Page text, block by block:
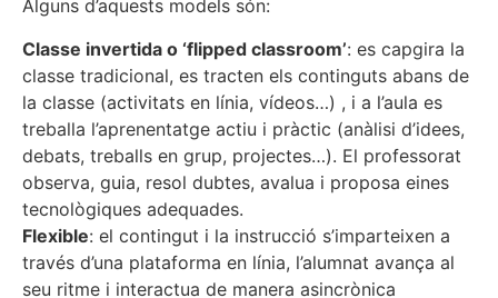
Alguns d’aquests models són:
Classe invertida o ‘flipped classroom’: es capgira la
classe tradicional, es tracten els continguts abans de
la classe (activitats en línia, vídeos…) , i a l’aula es
treballa l’aprenentatge actiu i pràctic (anàlisi d’idees,
debats, treballs en grup, projectes…). El professorat
observa, guia, resol dubtes, avalua i proposa eines
tecnològiques adequades.
Flexible: el contingut i la instrucció s’imparteixen a
través d’una plataforma en línia, l’alumnat avança al
seu ritme i interactua de manera asincrònica